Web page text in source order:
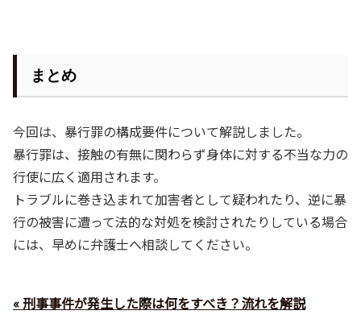
まとめ
今回は、暴行罪の構成要件について解説しました。
暴行罪は、接触の有無に関わらず身体に対する不当な力の
行使に広く適用されます。
トラブルに巻き込まれて加害者として疑われたり、逆に暴
行の被害に遭って法的な対処を検討されたりしている場合
には、早めに弁護士へ相談してください。
« 刑事事件が発生した際は何をすべき？流れを解説